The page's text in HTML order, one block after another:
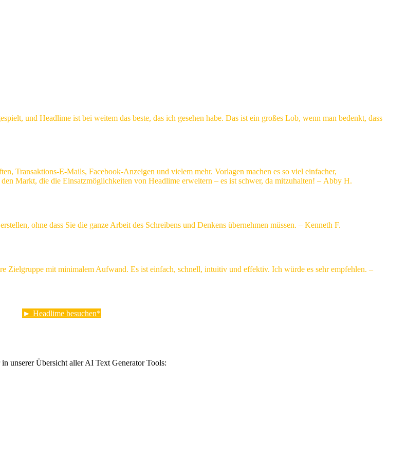
und Headlime ist bei weitem das beste, das ich gesehen habe. Das ist ein großes Lob, wenn man bedenkt, dass
Transaktions-E-Mails, Facebook-Anzeigen und vielem mehr. Vorlagen machen es so viel einfacher,
Markt, die die Einsatzmöglichkeiten von Headlime erweitern – es ist schwer, da mitzuhalten! – Abby H.
ohne dass Sie die ganze Arbeit des Schreibens und Denkens übernehmen müssen. – Kenneth F.
Zielgruppe mit minimalem Aufwand. Es ist einfach, schnell, intuitiv und effektiv. Ich würde es sehr empfehlen. –
► Headlime besuchen
unserer Übersicht aller AI Text Generator Tools: